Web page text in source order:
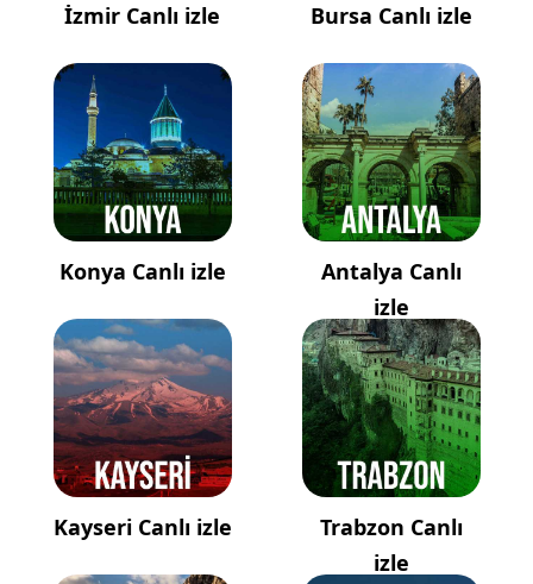
İzmir Canlı izle Bursa Canlı izle
Konya Canlı izle
Antalya Canlı
izle
Kayseri Canlı izle
Trabzon Canlı
izle